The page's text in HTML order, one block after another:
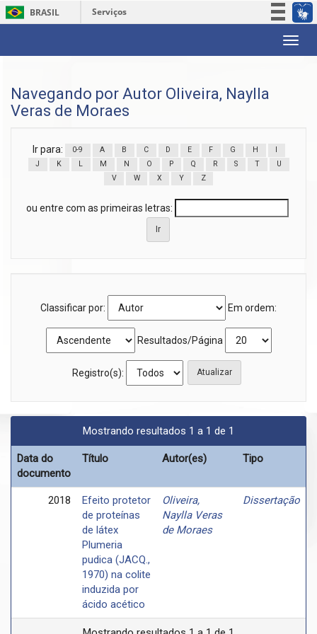
BRASIL
Serviços
Acesso à informação
Canais
Navegando por Autor Oliveira, Naylla
Veras de Moraes
Ir para: 0-9 A B C D E F G H
J
K L M N O P Q R S T
U
V
W X Y Z
ou entre com as primeiras letras:
Classificar por: Em ordem:
Resultados/Página
Registro(s):
Mostrando resultados 1 a 1 de 1
Data do
documento
Título Autor(es) Tipo
2018
Efeito protetor
de proteínas
de látex
Plumeria
pudica (JACQ.,
1970) na colite
induzida por
ácido acético
Oliveira,
Naylla Veras
de Moraes
Dissertação